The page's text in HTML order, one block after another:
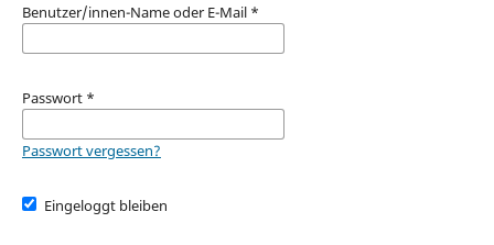
Benutzer/innen-Name oder E-Mail *
Passwort *
Passwort vergessen?
Eingeloggt bleiben